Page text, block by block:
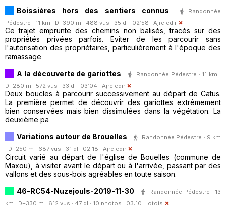
Boissières hors des sentiers connus
Randonnée
Pédestre · 11 km · D+390 m · 488 vus · 35 dl · 02:58 · Ajrelcdir
Ce trajet emprunte des chemins non balisés, tracés sur des
propriétés privées parfois. Eviter de les parcourir sans
l'autorisation des propriétaires, particulièrement à l'époque des
ramassage
A la découverte de gariottes
Randonnée Pédestre · 11 km ·
D+280 m · 572 vus · 33 dl · 03:04 · Ajrelcdir
Deux boucles à parcourir successivement au départ de Catus.
La première permet de découvrir des gariottes extrêmement
bien conservées mais bien dissimulées dans la végétation. La
deuxième pa
Variations autour de Brouelles
Randonnée Pédestre · 9 km
· D+250 m · 687 vus · 31 dl · 02:18 · Ajrelcdir
Circuit varié au départ de l'église de Bouelles (commune de
Maxou), à visiter avant le départ ou à l'arrivée, passant par des
vallons et des sous-bois agréables en toute saison.
46-RC54-Nuzejouls-2019-11-30
Randonnée Pédestre · 13
km · D+330 m · 612 vus · 47 dl · 10 photos · 03:10 · lotois